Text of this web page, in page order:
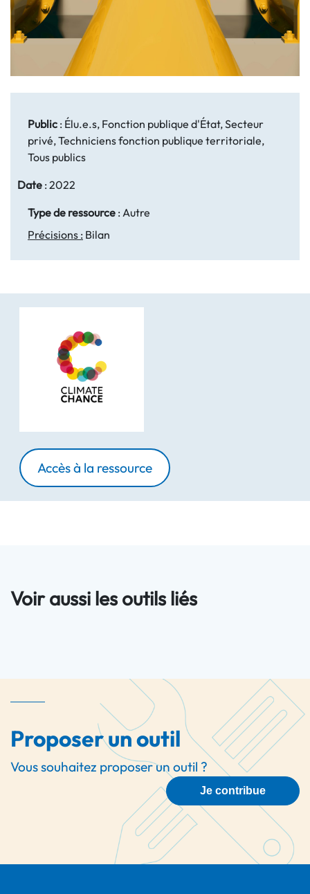
Public : Élu.e.s, Fonction publique d'État, Secteur
privé, Techniciens fonction publique territoriale,
Tous publics
Date : 2022
Type de ressource : Autre
Précisions : Bilan
Accès à la ressource
Voir aussi les outils liés
Proposer un outil
Vous souhaitez proposer un outil ?
Je contribue